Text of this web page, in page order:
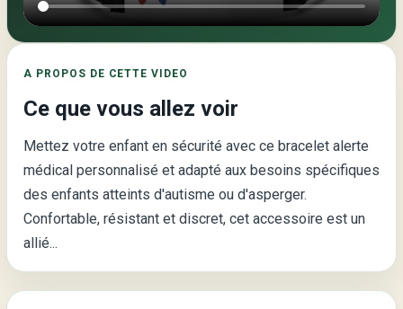
la
alerte
personnalisé
pour
enfants
–
A PROPOS DE CETTE VIDEO
Ce que vous allez voir
Mettez votre enfant en sécurité avec ce bracelet alerte
médical personnalisé et adapté aux besoins spécifiques
des enfants atteints d'autisme ou d'asperger.
Confortable, résistant et discret, cet accessoire est un
allié...